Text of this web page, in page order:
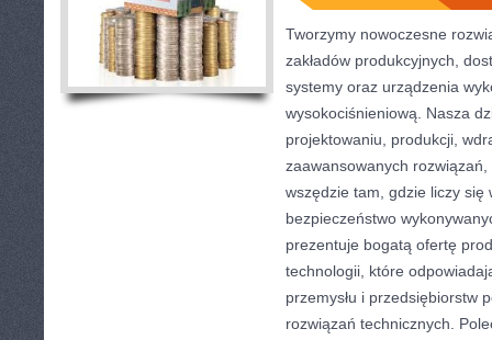
Tworzymy nowoczesne
zakładów produkcyjnych,
systemy oraz urządzenia
wysokociśnieniową. Nasza
projektowaniu, produkcji,
zaawansowanych
wszędzie tam, gdzie liczy
bezpieczeństwo
prezentuje bogatą ofertę
technologii, które
przemysłu i przedsiębiorstw
rozwiązań technicznych.